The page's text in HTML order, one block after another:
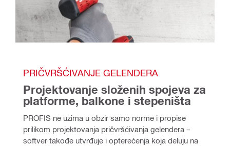
PRIČVRŠĆIVANJE GELENDERA
Projektovanje složenih spojeva za
platforme, balkone i stepeništa
PROFIS ne uzima u obzir samo norme i propise
prilikom projektovanja pričvršćivanja gelendera –
softver takođe utvrđuje i opterećenja koja deluju na